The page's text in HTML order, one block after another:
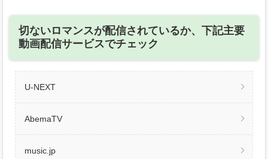
切ないロマンスが配信されているか、下記主要
動画配信サービスでチェック
U-NEXT
AbemaTV
music.jp